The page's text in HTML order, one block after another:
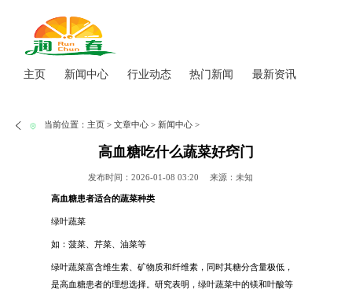
主页 新闻中心 行业动态 热门新闻 最新资讯
当前位置： 主页> 文章中心> 新闻中心>
高血糖吃什么蔬菜好窍门
发布时间：2026-01-08 03:20 来源：未知
高血糖患者适合的蔬菜种类
绿叶蔬菜
如：菠菜、芹菜、油菜等
绿叶蔬菜富含维生素、矿物质和纤维素，同时其糖分含量极低，
是高血糖患者的理想选择。研究表明，绿叶蔬菜中的镁和叶酸等